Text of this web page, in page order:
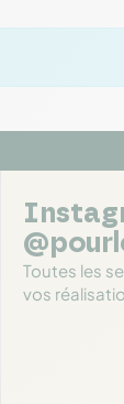
Toutes les
vos